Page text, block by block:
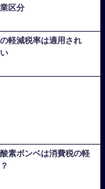
区分
軽減税率は適用され
素ボンベは消費税の軽